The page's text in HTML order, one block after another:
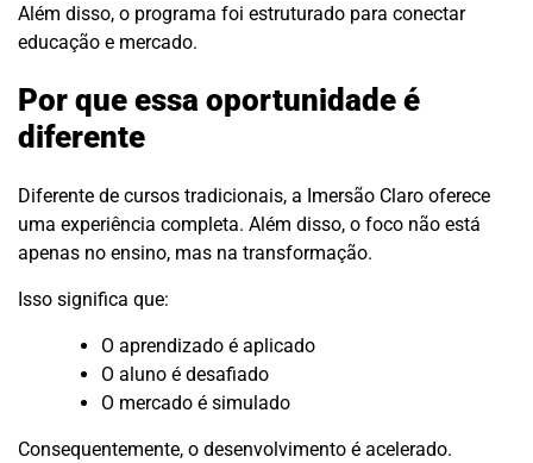
Além disso, o programa foi estruturado para conectar
educação e mercado.
Por que essa oportunidade é
diferente
Diferente de cursos tradicionais, a Imersão Claro oferece
uma experiência completa. Além disso, o foco não está
apenas no ensino, mas na transformação.
Isso significa que:
O aprendizado é aplicado
O aluno é desafiado
O mercado é simulado
Consequentemente, o desenvolvimento é acelerado.